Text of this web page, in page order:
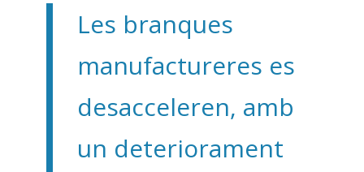
Les branques
manufactureres es
desacceleren, amb
un deteriorament